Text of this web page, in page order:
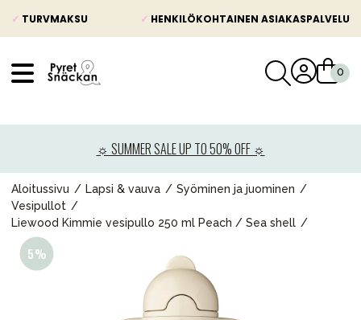
✓ TURVMAKSU ✓ HENKILÖKOHTAINEN ASIAKASPALVELU
☼ SUMMER SALE UP TO 50% OFF ☼
Aloitussivu Lapsi & vauva
Syöminen ja juominen
Vesipullot
Liewood Kimmie vesipullo 250 ml Peach / Sea shell
Lastenvaunut
Lasten turvaistuimet
Vauvan paketti
Lapsi & vauva
Lelut ja pelit
Äiti & Isä